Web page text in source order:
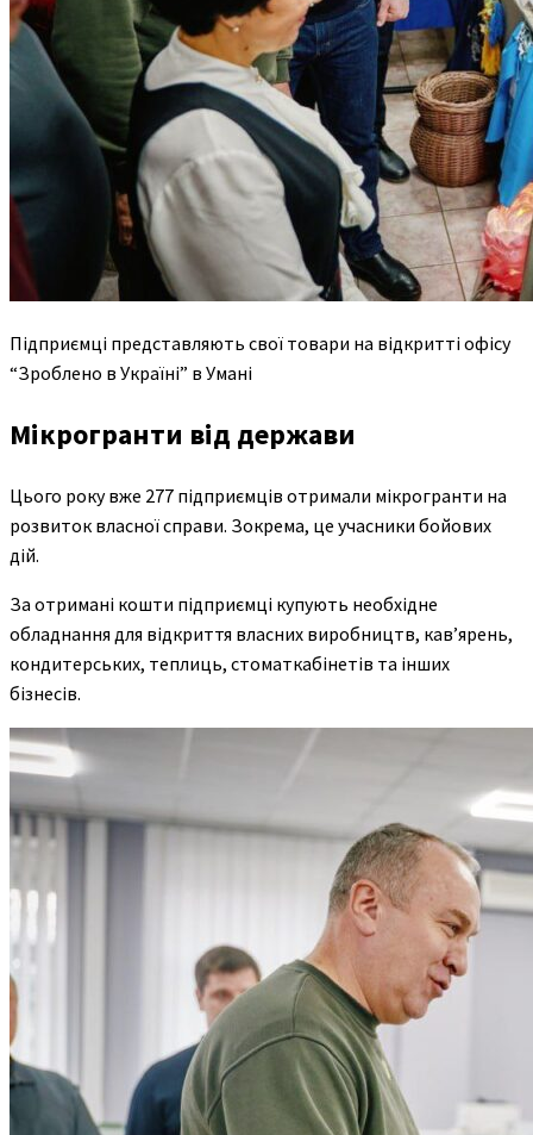
Підприємці представляють свої товари на відкритті офісу
“Зроблено в Україні” в Умані
Мікрогранти від держави
Цього року вже 277 підприємців отримали мікрогранти на
розвиток власної справи. Зокрема, це учасники бойових
дій.
За отримані кошти підприємці купують необхідне
обладнання для відкриття власних виробництв, кав’ярень,
кондитерських, теплиць, стоматкабінетів та інших
бізнесів.